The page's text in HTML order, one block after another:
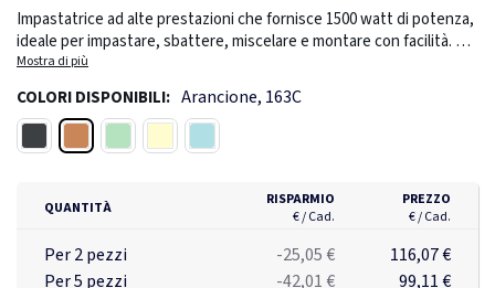
Impastatrice ad alte prestazioni che fornisce 1500 watt di potenza,
ideale per impastare, sbattere, miscelare e montare con facilità. È
dotata di una resistente ciotola in acciaio inossidabile da 5 litri,
progettata per un uso intensivo. L'impastatrice include tre
accessori essenziali: uno sbattitore in alluminio, un gancio per
impastare in alluminio e una frusta in acciaio inossidabile per
soddisfare tutte le esigenze culinarie. Il coperchio è progettato per
Il quadrante di controllo della velocità è evidenziato da un'elegante
luce a LED blu per una facile visibilità. Per una maggiore tranquillità,
surriscaldamento e dal sovraccarico, garantendo prestazioni
Mostra di più
COLORI DISPONIBILI: Arancione, 163C
QUANTITÀ
RISPARMIO
€ / Cad.
PREZZO
€ / Cad.
Per 2 pezzi -25,05 €
116,07 €
Per 5 pezzi
-42,01 €
99,11 €